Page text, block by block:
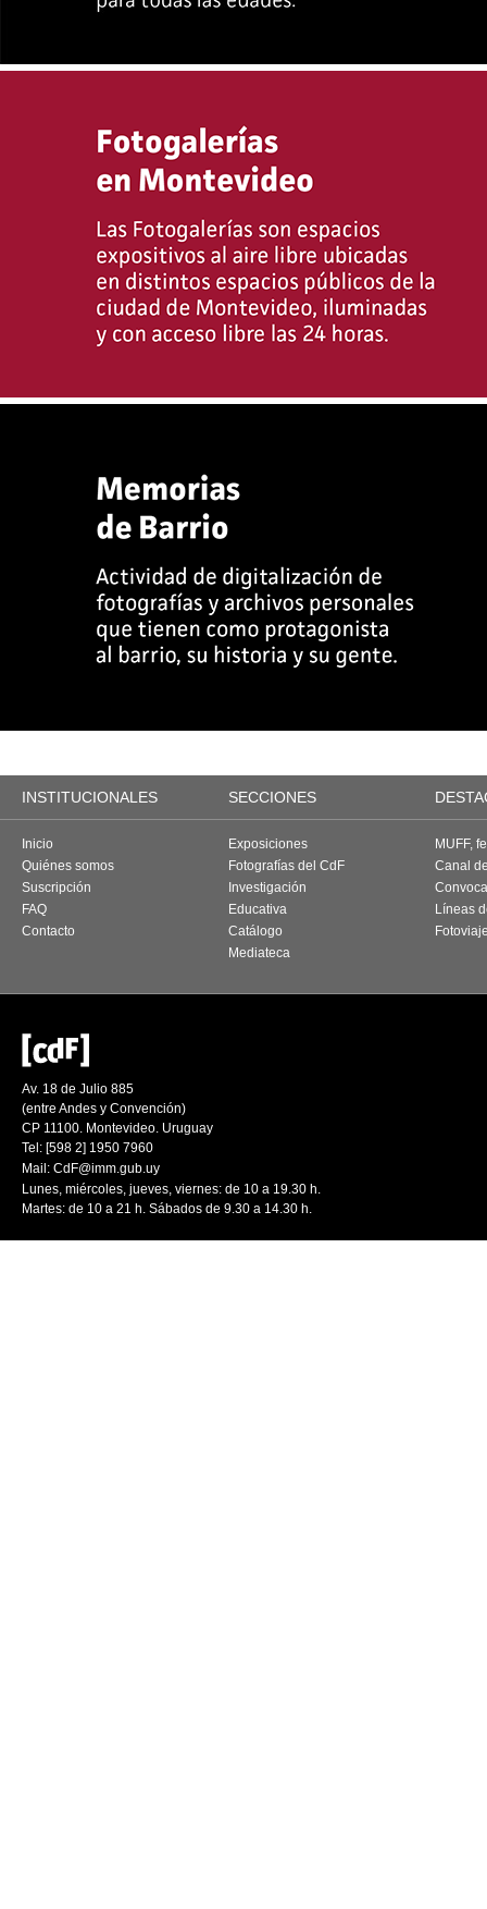
INSTITUCIONALES SECCIONES
Inicio
Quiénes somos
Suscripción
FAQ
Contacto
Exposiciones
Fotografías del CdF
Investigación
Educativa
Catálogo
Mediateca
MUFF,
Canal
Líneas
Av. 18 de Julio 885
(entre Andes y Convención)
CP 11100. Montevideo. Uruguay
Tel: [598 2] 1950 7960
Mail: CdF@imm.gub.uy
Lunes, miércoles, jueves, viernes: de 10 a 19.30 h.
Martes: de 10 a 21 h. Sábados de 9.30 a 14.30 h.